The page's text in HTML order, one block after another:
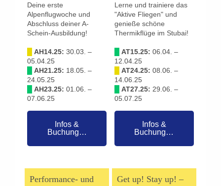
Deine erste
Alpenflugwoche und
Abschluss deiner A-
Schein-Ausbildung!
AH14.25: 30.03. –
05.04.25
AH21.25: 18.05. –
24.05.25
AH23.25: 01.06. –
07.06.25
Infos &
Buchung…
Lerne und trainiere das
"Aktive Fliegen" und
genieße schöne
Thermikflüge im Stubai!
AT15.25: 06.04. –
12.04.25
AT24.25: 08.06. –
14.06.25
AT27.25: 29.06. –
05.07.25
Infos &
Buchung…
Performance- und
Get up! Stay up! –